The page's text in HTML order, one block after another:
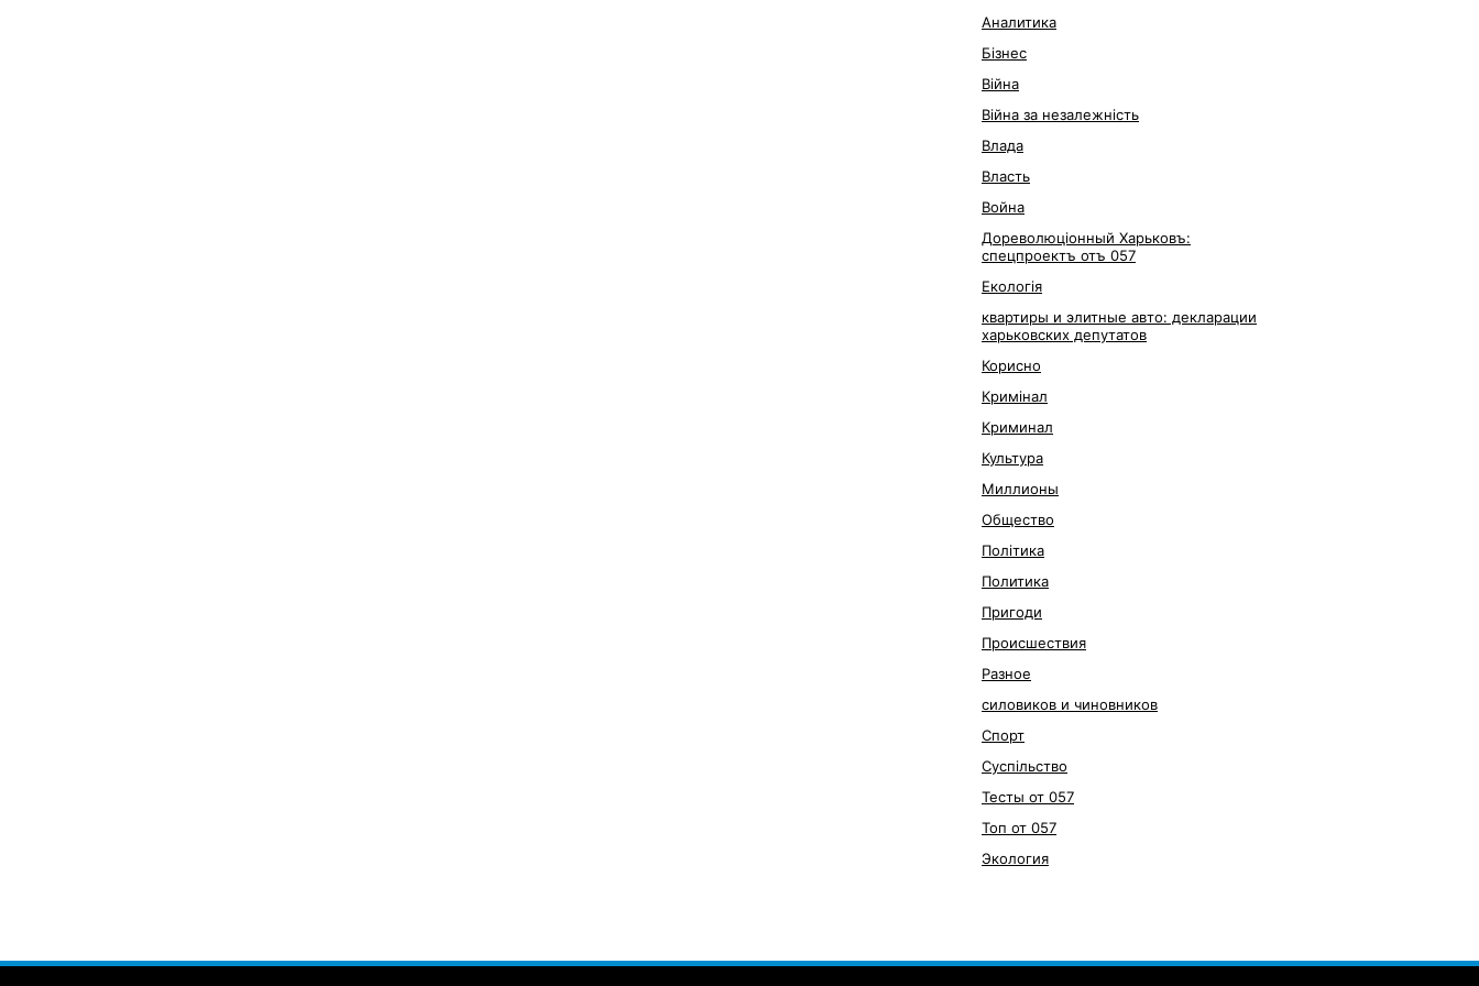
Аналитика
Бізнес
Війна
Війна за незалежність
Влада
Власть
Война
Дореволюціонный Харьковъ:
спецпроектъ отъ 057
Екологія
квартиры и элитные авто: декларации
харьковских депутатов
Корисно
Кримінал
Криминал
Культура
Миллионы
Общество
Політика
Политика
Пригоди
Происшествия
Разное
силовиков и чиновников
Спорт
Суспільство
Тесты от 057
Топ от 057
Экология